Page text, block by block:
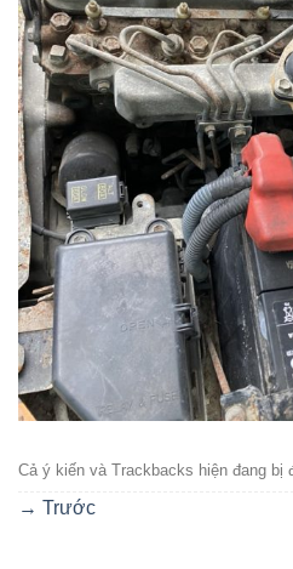
Cả ý kiến ​​và Trackbacks hiện đang bị
→ Trước